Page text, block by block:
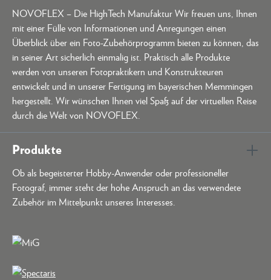
NOVOFLEX – Die HighTech Manufaktur Wir freuen uns, Ihnen
mit einer Fülle von Informationen und Anregungen einen
Überblick über ein Foto-Zubehörprogramm bieten zu können, das
in seiner Art sicherlich einmalig ist. Praktisch alle Produkte
werden von unseren Fotopraktikern und Konstrukteuren
entwickelt und in unserer Fertigung im bayerischen Memmingen
hergestellt. Wir wünschen Ihnen viel Spaß auf der virtuellen Reise
durch die Welt von NOVOFLEX.
Produkte
Ob als begeisterter Hobby-Anwender oder professioneller
Fotograf, immer steht der hohe Anspruch an das verwendete
Zubehör im Mittelpunkt unseres Interesses.